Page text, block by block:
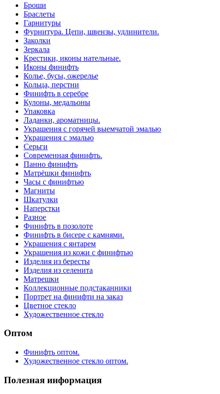
Броши
Браслеты
Гарнитуры
Фурнитура. Цепи, швензы, удлинители.
Заколки
Зеркала
Крестики, иконы нательные.
Иконы финифть
Колье, бусы, ожерелье
Кольца, перстни
Финифть в серебре
Кулоны, медальоны
Упаковка
Ладанки, ароматницы.
Украшения с горячей выемчатой эмалью
Украшения с эмалью
Серьги
Современная финифть.
Панно финифть
Матрёшки финифть
Часы с финифтью
Магниты
Шкатулки
Наперстки
Разное
Финифть в позолоте
Финифть в бисере с камнями.
Украшения с янтарем
Украшения из кожи с финифтью
Изделия из бересты
Изделия из селенита
Матрешки
Коллекционные подстаканники
Портрет на финифти на заказ
Цветное стекло
Художественное стекло
Оптом
Финифть оптом.
Художественное стекло оптом.
Полезная информация